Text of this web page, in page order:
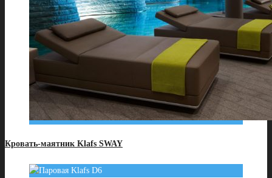
Кровать-маятник Klafs SWAY